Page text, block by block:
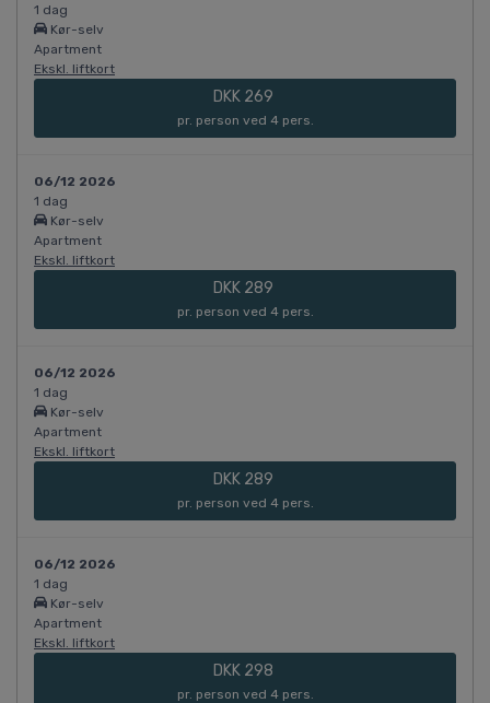
1 dag
Kør-selv
Apartment
Ekskl. liftkort
DKK 269
pr. person ved 4 pers.
06/12 2026
1 dag
Kør-selv
Apartment
Ekskl. liftkort
DKK 289
pr. person ved 4 pers.
06/12 2026
1 dag
Kør-selv
Apartment
Ekskl. liftkort
DKK 289
pr. person ved 4 pers.
06/12 2026
1 dag
Kør-selv
Apartment
Ekskl. liftkort
DKK 298
pr. person ved 4 pers.